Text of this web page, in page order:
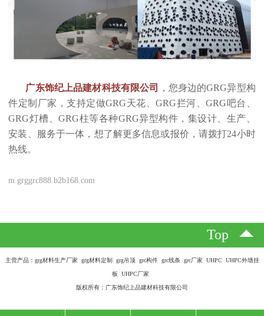
广东饰纪上品建材科技有限公司
，您身边的GRG异型构
件定制厂家，支持定做GRG天花、GRG拦河、GRG吧台、
GRG灯槽、GRG柱等各种GRG异型构件，集设计、生产、
安装、服务于一体，想了解更多信息或报价，请拨打24小时
热线。
m.grggrc888.b2b168.com
Top
主营产品：grg材料生产厂家 grg材料定制 grg吊顶 grc构件 grc线条 grc厂家 UHPC UHPC外墙挂
板 UHPC厂家
版权所有：广东饰纪上品建材科技有限公司